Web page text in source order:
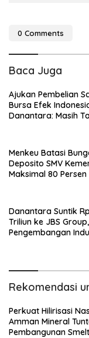
0 Comments
Baca Juga
Ajukan Pembelian
Bursa Efek
Danantara: Masih
Menkeu Batasi
Deposito SMV
Maksimal 80 Persen
Danantara Suntik
Triliun ke JBS
Pengembangan
Rekomendasi
Perkuat Hilirisasi
Amman Mineral
Pembangunan